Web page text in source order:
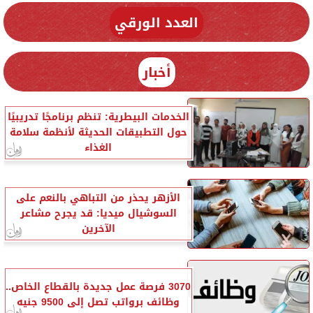
العدد الورقي
أخبار
الخدمات البيطرية: تنظم برنامجًا تدريبيًا
حول التطبيقات الحديثة لأنظمة سلامة
الغذاء
الأزهر يحذر من التباهي بالنعم على
السوشيال ميديا: قد يجرح مشاعر
الآخرين
3070 فرصة عمل جديدة بالقطاع الخاص..
وظائف برواتب تصل إلى 9500 جنيه